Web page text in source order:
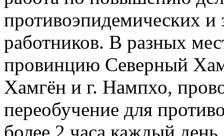
противоэпидемических и
работников. В разных
провинцию Северный
Хамгён и г. Нампхо,
переобучение для
более 2 часа каждый